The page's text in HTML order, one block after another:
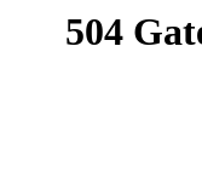
504